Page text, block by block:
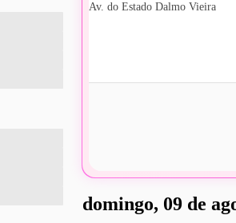
Av. do Estado Dalmo Vieira
domingo, 09 de